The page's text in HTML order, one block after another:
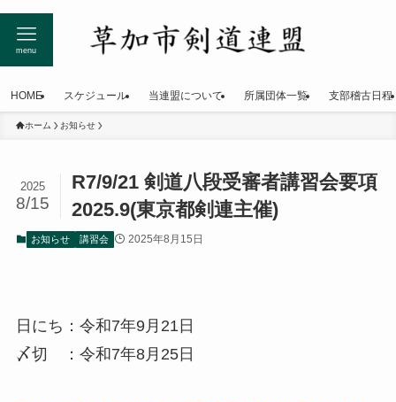
menu
HOME スケジュール 当連盟について 所属団体一覧 支部稽古日程
ホーム お知らせ
R7/9/21 剣道八段受審者講習会要項
2025.9(東京都剣連主催)
2025
8/15
お知らせ 講習会 2025年8月15日
日にち：令和7年9月21日
〆切 ：令和7年8月25日